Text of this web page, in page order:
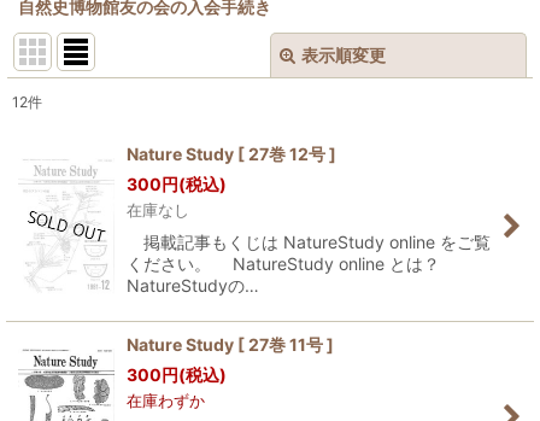
自然史博物館友の会の入会手続き
表示順変更
並び順:
絞り込む
12件
Nature Study [ 27巻 12号 ]
300円(税込)
在庫なし
掲載記事もくじは NatureStudy online をご覧
ください。 NatureStudy online とは？
NatureStudyの…
Nature Study [ 27巻 11号 ]
300円(税込)
在庫わずか